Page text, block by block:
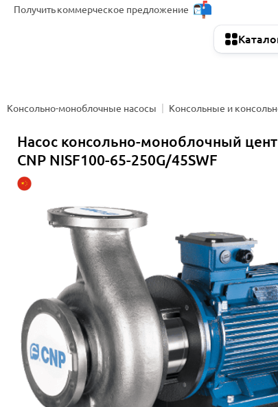
Получитькоммерческое предложение
Консольно-моноблочные насосы Консольные и
Насос консольно-моноблочный
CNP NISF100-65-250G/45SWF